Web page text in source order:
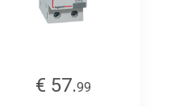
€ 57.99